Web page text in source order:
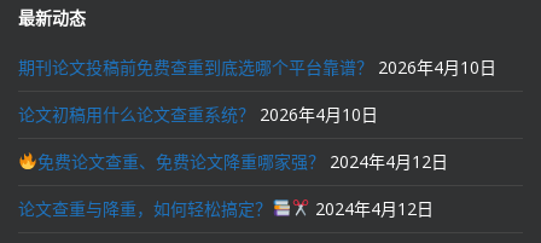
最新动态
期刊论文投稿前免费查重到底选哪个平台靠谱？ 2026年4月10日
论文初稿用什么论文查重系统？ 2026年4月10日
免费论文查重、免费论文降重哪家强？ 2024年4月12日
论文查重与降重，如何轻松搞定？ 2024年4月12日